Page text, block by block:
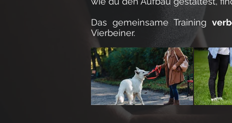
Das gemeinsame Training
Vierbeiner.